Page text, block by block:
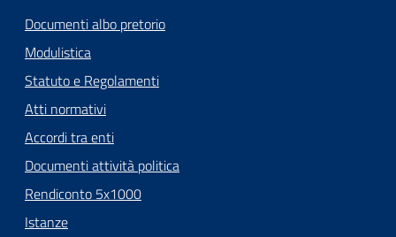
Documenti albo pretorio
Modulistica
Statuto e Regolamenti
Atti normativi
Accordi tra enti
Documenti attività politica
Rendiconto 5x1000
Istanze